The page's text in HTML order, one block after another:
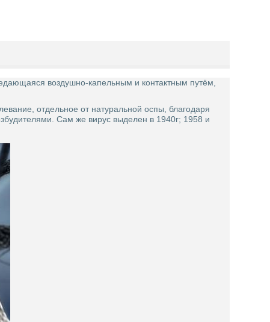
воздушно-капельным и контактным путём,
отдельное от натуральной оспы, благодаря
Сам же вирус выделен в 1940г; 1958 и